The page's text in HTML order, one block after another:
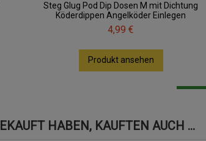
Steg Glug Pod Dip Dosen M mit Dichtung
Köderdippen Angelköder Einlegen
4,99 €
Produkt ansehen
HABEN, KAUFTEN AUCH ...